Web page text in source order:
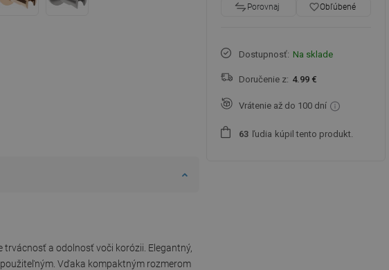
trvácnosť a odolnosť voči korózii. Elegantný,
Vďaka kompaktným rozmerom
Porovnaj favorite_borderObľúbené
Dostupnosť: Na sklade
Doručenie z: 4.99 €
Vrátenie až do 100 dní
63 ľudia kúpil tento produkt.